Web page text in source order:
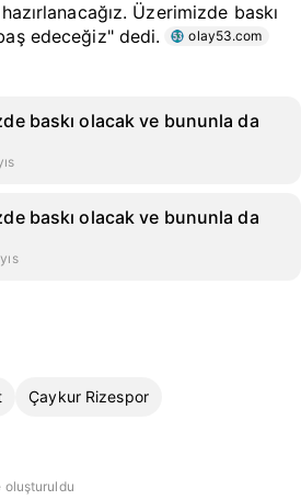
Üzerimizde baskı
edeceğiz" dedi.
olay53.com
baskı olacak ve bununla da
baskı olacak ve bununla da
Çaykur Rizespor
oluşturuldu